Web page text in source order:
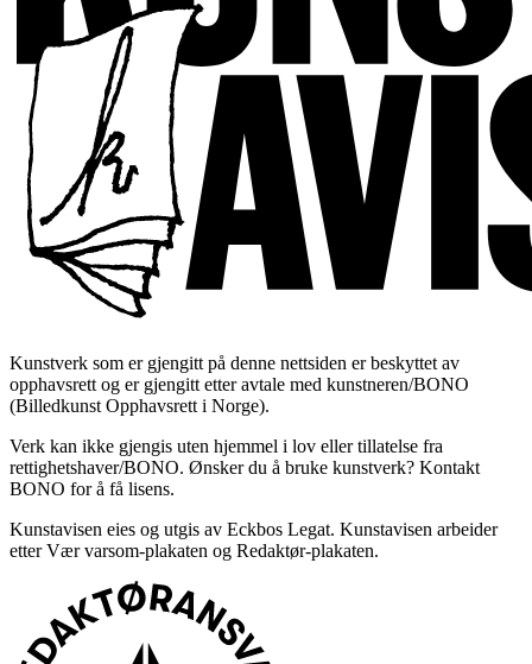
Kunstverk som er gjengitt på denne nettsiden er beskyttet av
opphavsrett og er gjengitt etter avtale med kunstneren/BONO
(Billedkunst Opphavsrett i Norge).
Verk kan ikke gjengis uten hjemmel i lov eller tillatelse fra
rettighetshaver/BONO. Ønsker du å bruke kunstverk? Kontakt
BONO for å få lisens.
Kunstavisen eies og utgis av Eckbos Legat. Kunstavisen arbeider
etter Vær varsom-plakaten og Redaktør-plakaten.